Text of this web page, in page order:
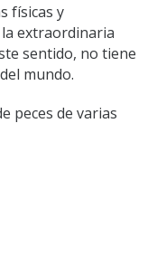
físicas y
la extraordinaria
sentido, no tiene
mundo.
peces de varias